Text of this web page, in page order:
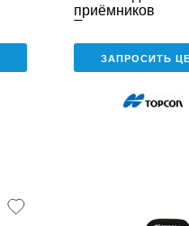
приёмников
Topcon
ЗАПРОСИТЬ